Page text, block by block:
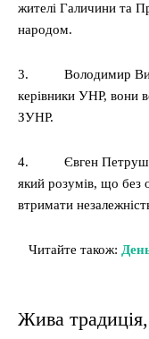
жителі Галичини та
народом.
3. Володимир
керівники УНР, вони
ЗУНР.
4. Євген
який розумів, що без
втримати
Читайте також:
Жива